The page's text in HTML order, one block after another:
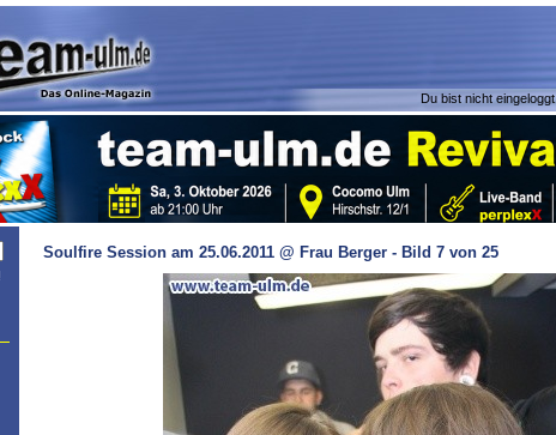
Du bist nicht eingeloggt.
Soulfire Session am 25.06.2011 @ Frau Berger - Bild 7 von 25